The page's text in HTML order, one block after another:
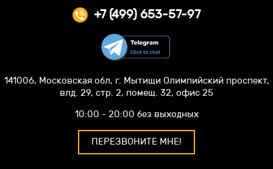
+7 (499) 653-57-97
141006, Московская обл, г. Мытищи Олимпийский проспект,
влд. 29, стр. 2, помещ. 32, офис 25
10:00 - 20:00 без выходных
ПЕРЕЗВОНИТЕ МНЕ!